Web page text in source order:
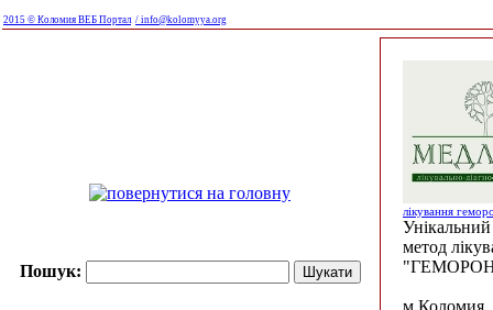
2015 © Коломия ВЕБ Портал / info@kolomyya.org
Пошук:
лікування
Унікальний
метод
м.Коломия,